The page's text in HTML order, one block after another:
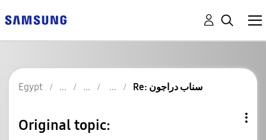
Egypt Re: سناب دراجون
Original topic: